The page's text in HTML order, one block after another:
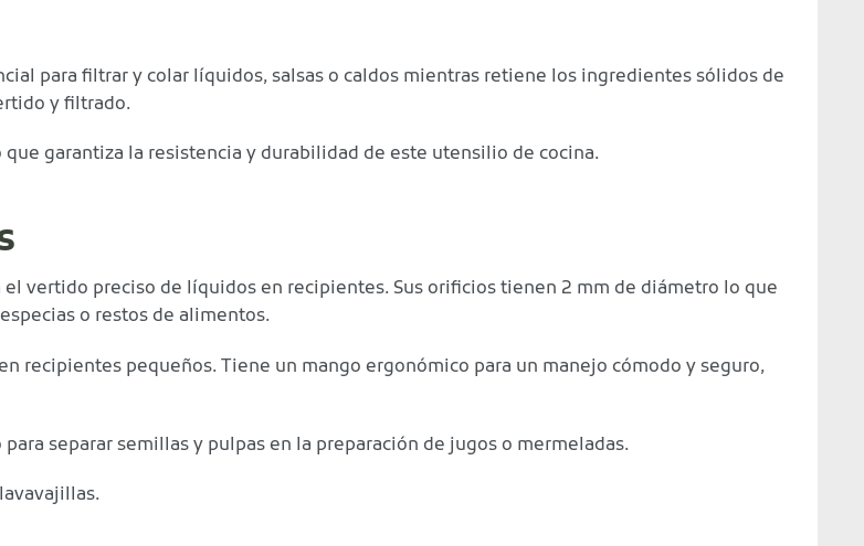
para filtrar y colar líquidos, salsas o caldos mientras retiene los ingredientes sólidos de
y filtrado.
garantiza la resistencia y durabilidad de este utensilio de cocina.
vertido preciso de líquidos en recipientes. Sus orificios tienen 2 mm de diámetro lo que
o restos de alimentos.
recipientes pequeños. Tiene un mango ergonómico para un manejo cómodo y seguro,
separar semillas y pulpas en la preparación de jugos o mermeladas.